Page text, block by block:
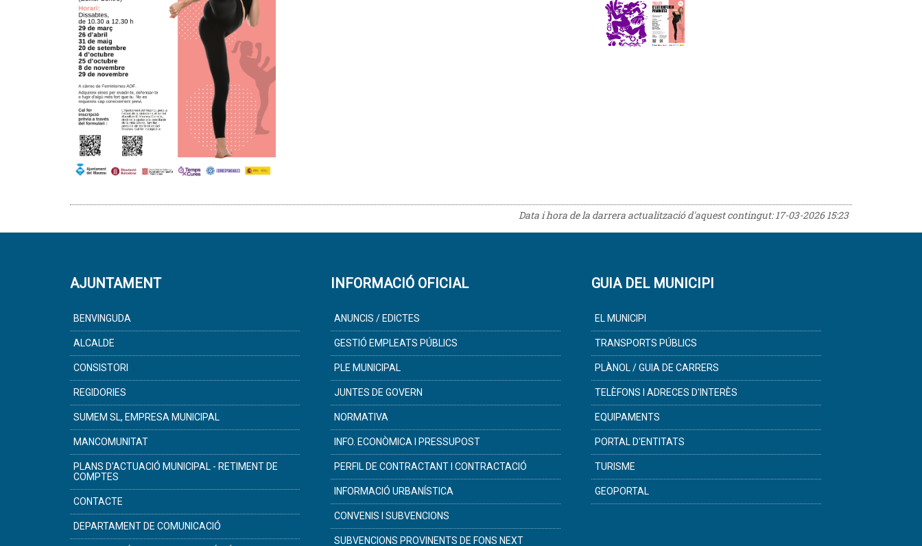
Data i hora de la darrera actualització d'aquest contingut:17-03-2026 15:23
AJUNTAMENT
BENVINGUDA
ALCALDE
CONSISTORI
REGIDORIES
SUMEM SL, EMPRESA MUNICIPAL
MANCOMUNITAT
PLANS D'ACTUACIÓ MUNICIPAL - RETIMENT DE
COMPTES
CONTACTE
DEPARTAMENT DE COMUNICACIÓ
INFORMACIÓ OFICIAL
ANUNCIS / EDICTES
GESTIÓ EMPLEATS PÚBLICS
PLE MUNICIPAL
JUNTES DE GOVERN
NORMATIVA
INFO. ECONÒMICA I PRESSUPOST
PERFIL DE CONTRACTANT I CONTRACTACIÓ
INFORMACIÓ URBANÍSTICA
CONVENIS I SUBVENCIONS
SUBVENCIONS PROVINENTS DE FONS NEXT
GUIA DEL MUNICIPI
EL MUNICIPI
TRANSPORTS PÚBLICS
PLÀNOL / GUIA DE CARRERS
TELÈFONS I ADRECES D'INTERÈS
EQUIPAMENTS
PORTAL D'ENTITATS
TURISME
GEOPORTAL